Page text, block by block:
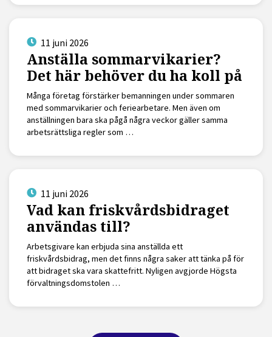
11 juni 2026
Anställa sommarvikarier?
Det här behöver du ha koll på
Många företag förstärker bemanningen under sommaren
med sommarvikarier och feriearbetare. Men även om
anställningen bara ska pågå några veckor gäller samma
arbetsrättsliga regler som …
11 juni 2026
Vad kan friskvårdsbidraget
användas till?
Arbetsgivare kan erbjuda sina anställda ett
friskvårdsbidrag, men det finns några saker att tänka på för
att bidraget ska vara skattefritt. Nyligen avgjorde Högsta
förvaltningsdomstolen …